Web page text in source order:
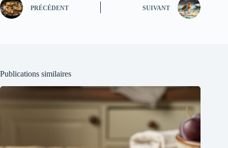
PRÉCÉDENT SUIVANT
Publications similaires